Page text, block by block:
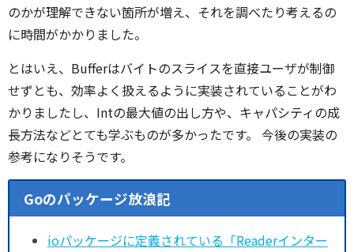
のかが理解できない箇所が増え、それを調べたり考えるの
に時間がかかりました。
とはいえ、Bufferはバイトのスライスを直接ユーザが制御
せずとも、効率よく扱えるように実装されていることがわ
かりましたし、Intの最大値の出し方や、キャパシティの成
長方法などとても学ぶものが多かったです。 今後の実装の
参考になりそうです。
Goのパッケージ放浪記
ioパッケージに定義されている「Readerインター